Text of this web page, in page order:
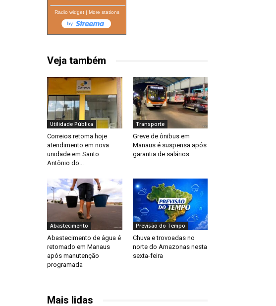
Radio widget| More stations
Veja também
Utilidade Pública
Correios retoma hoje
atendimento em nova
unidade em Santo
Antônio do...
Transporte
Greve de ônibus em
Manaus é suspensa após
garantia de salários
Abastecimento
Abastecimento de água é
retomado em Manaus
após manutenção
programada
Previsão do Tempo
Chuva e trovoadas no
norte do Amazonas nesta
sexta-feira
Mais lidas